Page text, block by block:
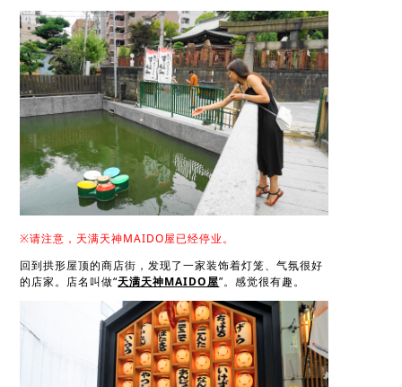
※请注意，天满天神MAIDO屋已经停业。
回到拱形屋顶的商店街，发现了一家装饰着灯笼、气氛很好
的店家。店名叫做“天满天神MAIDO屋”。感觉很有趣。